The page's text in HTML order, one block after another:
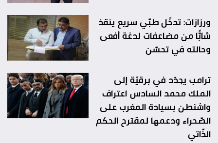
ورزازات: تدخّل طبّي سريع ينقذ
شابًّا من مضاعفات لدغة أفعى
وحالته في تحسّن
ترامب يجدّد في برقيّة إلى
الملك محمد السادس اعتراف
واشنطن بسيادة المغرب على
الصّحراء ودعمها لمقترح الحكم
الذّاتي